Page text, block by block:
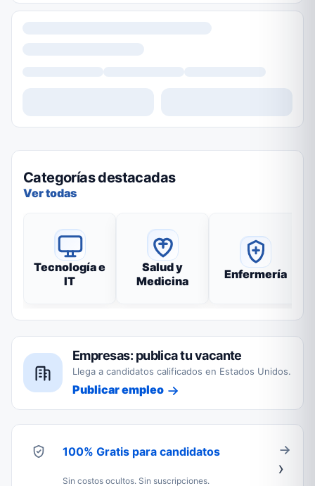
Categorías destacadas
Ver todas
Tecnología e
IT
Salud y
Medicina
Enfermería
Empresas: publica tu vacante
Llega a candidatos calificados en Estados Unidos.
Publicar empleo
100% Gratis para candidatos
Sin costos ocultos. Sin suscripciones.